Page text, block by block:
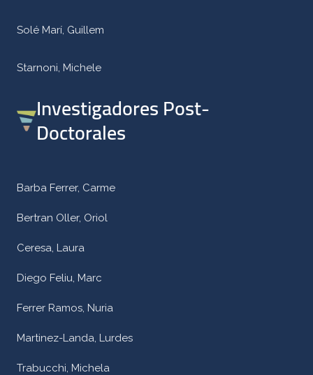
Solé Marí, Guillem
Starnoni, Michele
Investigadores Post-
Doctorales
Barba Ferrer, Carme
Bertran Oller, Oriol
Ceresa, Laura
Diego Feliu, Marc
Ferrer Ramos, Nuria
Martinez-Landa, Lurdes
Trabucchi, Michela